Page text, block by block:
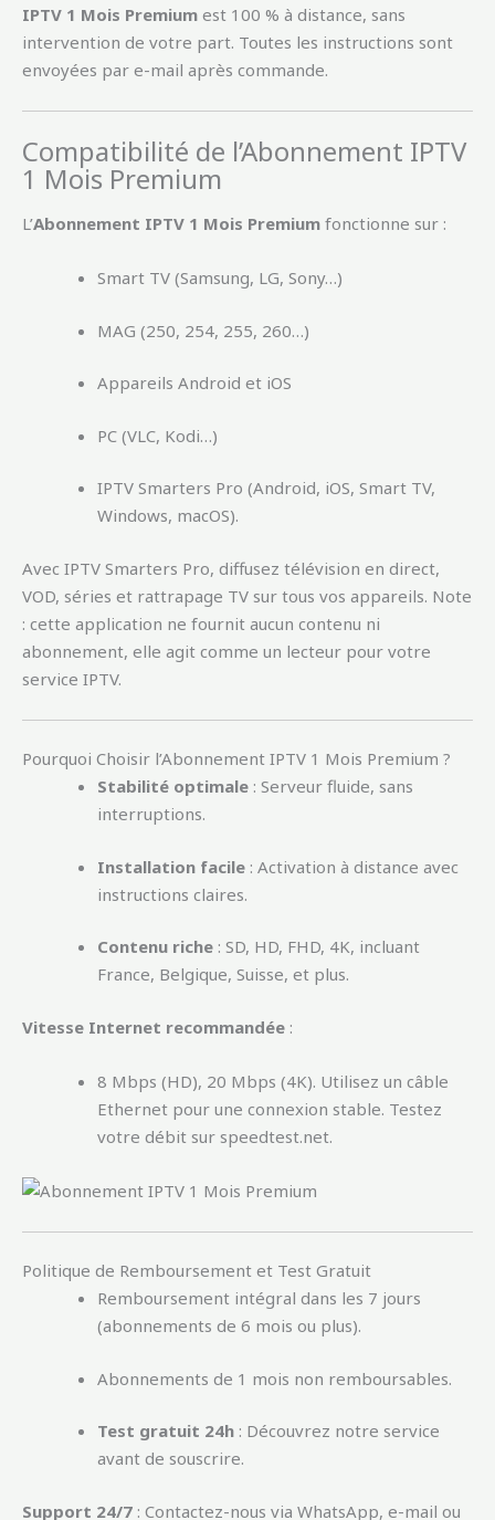
IPTV 1 Mois Premium est 100 % à distance, sans
intervention de votre part. Toutes les instructions sont
envoyées par e-mail après commande.
Compatibilité de l’Abonnement IPTV
1 Mois Premium
L’Abonnement IPTV 1 Mois Premium fonctionne sur :
Smart TV (Samsung, LG, Sony…)
MAG (250, 254, 255, 260…)
Appareils Android et iOS
PC (VLC, Kodi…)
IPTV Smarters Pro (Android, iOS, Smart TV,
Windows, macOS).
Avec IPTV Smarters Pro, diffusez télévision en direct,
VOD, séries et rattrapage TV sur tous vos appareils. Note
: cette application ne fournit aucun contenu ni
abonnement, elle agit comme un lecteur pour votre
service IPTV.
Pourquoi Choisir l’Abonnement IPTV 1 Mois Premium ?
Stabilité optimale: Serveur fluide, sans
interruptions.
Installation facile: Activation à distance avec
instructions claires.
Contenu riche: SD, HD, FHD, 4K, incluant
France, Belgique, Suisse, et plus.
Vitesse Internet recommandée :
8 Mbps (HD), 20 Mbps (4K). Utilisez un câble
Ethernet pour une connexion stable. Testez
votre débit sur speedtest.net.
Politique de Remboursement et Test Gratuit
Remboursement intégral dans les 7 jours
(abonnements de 6 mois ou plus).
Abonnements de 1 mois non remboursables.
Test gratuit 24h: Découvrez notre service
avant de souscrire.
Support 24/7 : Contactez-nous via WhatsApp, e-mail ou